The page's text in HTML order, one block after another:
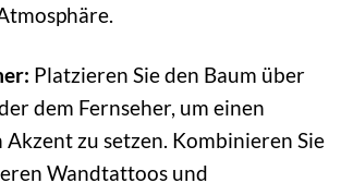
Platzieren Sie den Baum über
dem Fernseher, um einen
zu setzen. Kombinieren Sie
Wandtattoos und